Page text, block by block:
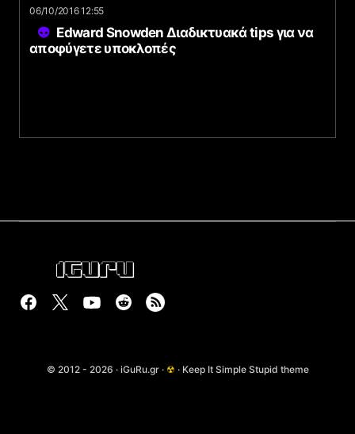
06/10/2016 12:55
Edward Snowden Διαδικτυακά tips για να
αποφύγετε υποκλοπές
© 2012 - 2026 · iGuRu.gr · ☢ · Keep It Simple Stupid theme